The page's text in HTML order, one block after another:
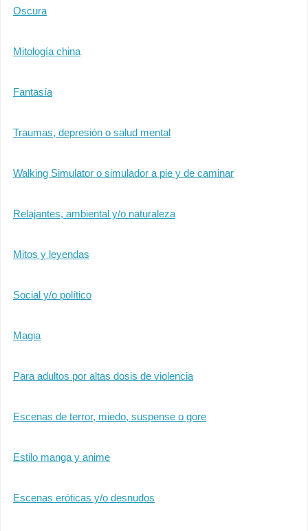
Oscura
Mitología china
Fantasía
Traumas, depresión o salud mental
Walking Simulator o simulador a pie y de caminar
Relajantes, ambiental y/o naturaleza
Mitos y leyendas
Social y/o político
Magia
Para adultos por altas dosis de violencia
Escenas de terror, miedo, suspense o gore
Estilo manga y anime
Escenas eróticas y/o desnudos